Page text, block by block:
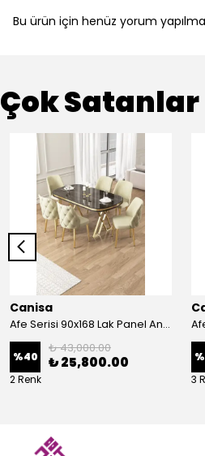
Bu ürün için henüz yorum
Çok Satanlar
Canisa
Afe Serisi 90x168 Lak Panel Antrasit İroni Masa ve 6 Sandalye Gold Kaplama Ayak
%40
₺ 43,000.00
₺ 25,800.00
2 Renk
%
3